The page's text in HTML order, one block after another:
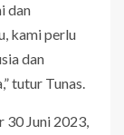
dan
kami perlu
dan
tutur Tunas.
30 Juni 2023,